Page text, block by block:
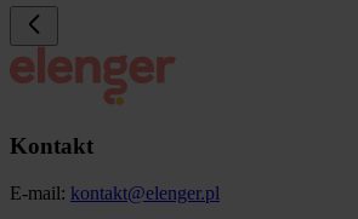
Kontakt
E-mail: kontakt@elenger.pl